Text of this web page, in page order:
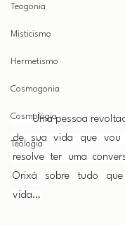
Teogonia
Misticismo
Hermetismo
Cosmogonia
Cosmologia
Teologia
       Uma pessoa revoltada com as situações
de sua vida que vou
resolve ter uma
Orixá sobre tudo
vida…